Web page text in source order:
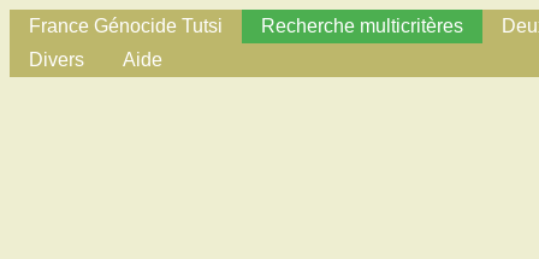
France Génocide Tutsi Recherche multicritères
Divers
Aide